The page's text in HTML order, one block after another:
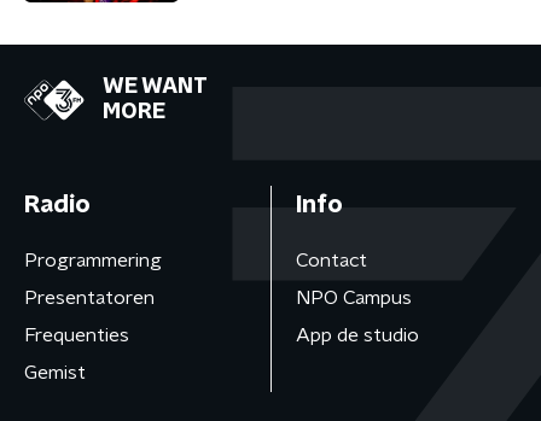
WE WANT
MORE
Radio
Programmering
Presentatoren
Frequenties
Gemist
Info
Contact
NPO Campus
App de studio